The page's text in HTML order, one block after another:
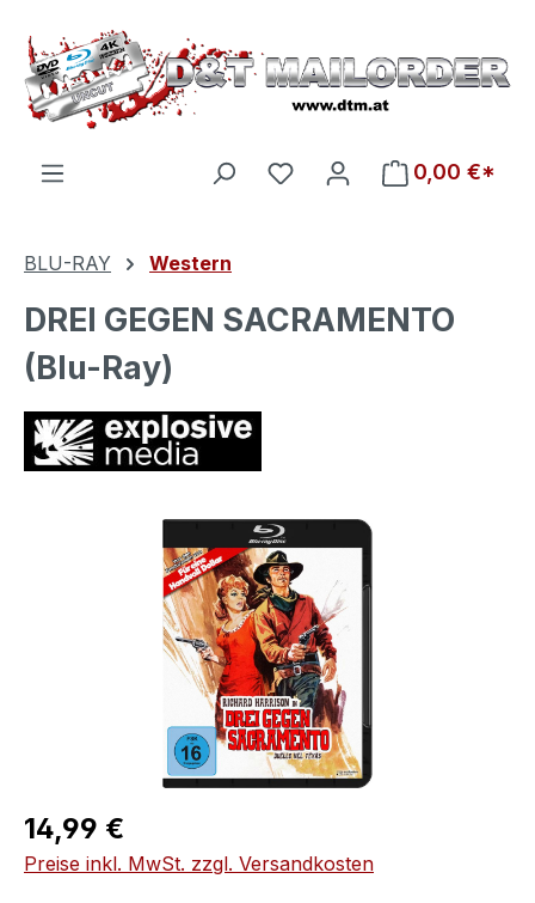
Zum Hauptinhalt springen
Du hast 0 Produkte auf
0,00 €*
BLU-RAY Western
DREI GEGEN SACRAMENTO
(Blu-Ray)
Bildergalerie überspringen
Regulärer Preis:
14,99 €
Preise inkl. MwSt. zzgl. Versandkosten